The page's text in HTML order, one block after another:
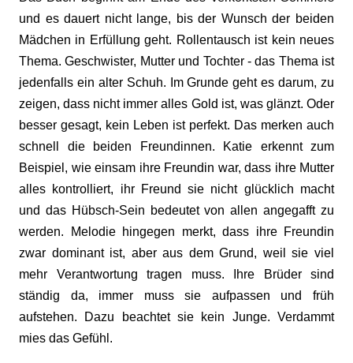
und es dauert nicht lange, bis der Wunsch der beiden
Mädchen in Erfüllung geht. Rollentausch ist kein neues
Thema. Geschwister, Mutter und Tochter - das Thema ist
jedenfalls ein alter Schuh. Im Grunde geht es darum, zu
zeigen, dass nicht immer alles Gold ist, was glänzt. Oder
besser gesagt, kein Leben ist perfekt. Das merken auch
schnell die beiden Freundinnen. Katie erkennt zum
Beispiel, wie einsam ihre Freundin war, dass ihre Mutter
alles kontrolliert, ihr Freund sie nicht glücklich macht
und das Hübsch-Sein bedeutet von allen angegafft zu
werden. Melodie hingegen merkt, dass ihre Freundin
zwar dominant ist, aber aus demGrund, weil sie viel
mehr Verantwortung tragen muss. Ihre Brüder sind
ständig da, immer muss sie aufpassen und früh
aufstehen. Dazu beachtet sie kein Junge. Verdammt
mies das Gefühl.